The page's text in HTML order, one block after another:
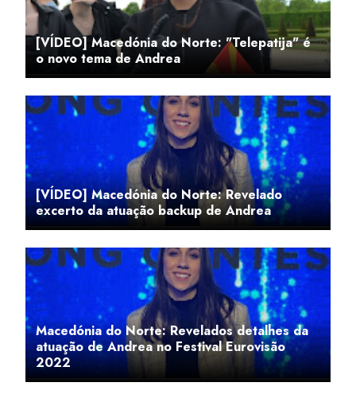
[VÍDEO] Macedónia do Norte: "Telepatija" é
o novo tema de Andrea
[VÍDEO] Macedónia do Norte: Revelado
excerto da atuação backup de Andrea
Macedónia do Norte: Revelados detalhes da
atuação de Andrea no Festival Eurovisão
2022